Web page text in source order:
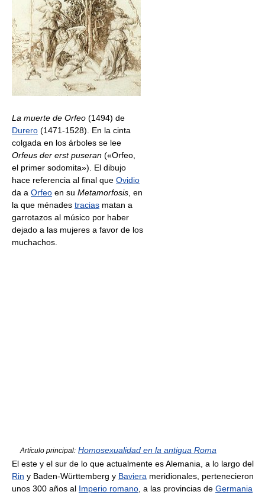
La muerte de Orfeo (1494) de
Durero (1471-1528). En la cinta
colgada en los árboles se lee
Orfeus der erst puseran («Orfeo,
el primer sodomita»). El dibujo
hace referencia al final que Ovidio
da a Orfeo en su Metamorfosis , en
la que ménades tracias matan a
garrotazos al músico por haber
dejado a las mujeres a favor de los
muchachos.
Artículo principal: Homosexualidad en la antigua Roma
El este y el sur de lo que actualmente es Alemania, a lo largo del
Rin y Baden-Württemberg y Baviera meridionales, pertenecieron
unos 300 años al Imperio romano, a las provincias de Germania